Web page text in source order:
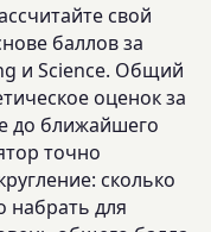
свой
баллов за
и Science. Общий
оценок за
до ближайшего
точно
сколько
набрать для